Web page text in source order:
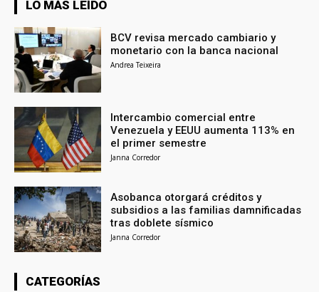
LO MÁS LEÍDO
BCV revisa mercado cambiario y
monetario con la banca nacional
Andrea Teixeira
Intercambio comercial entre
Venezuela y EEUU aumenta 113% en
el primer semestre
Janna Corredor
Asobanca otorgará créditos y
subsidios a las familias damnificadas
tras doblete sísmico
Janna Corredor
CATEGORÍAS